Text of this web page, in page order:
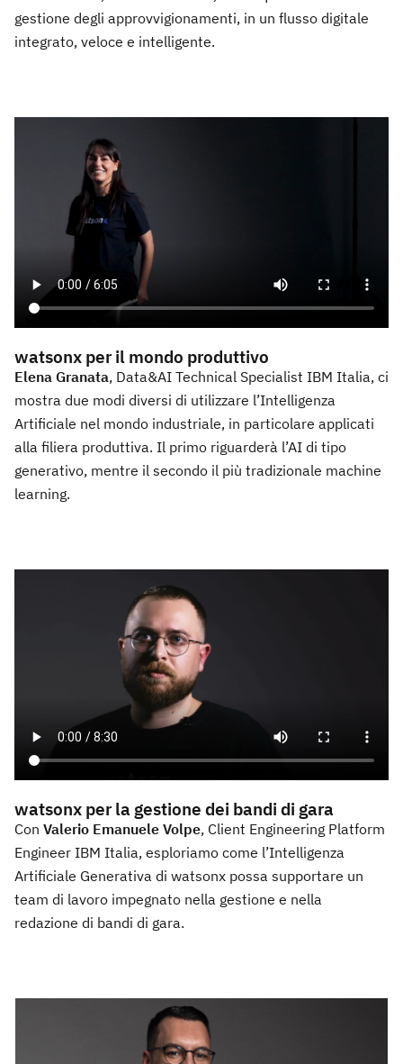
gestione degli approvvigionamenti, in un flusso digitale
integrato, veloce e intelligente.
watsonx per il mondo produttivo
Elena Granata, Data&AI Technical Specialist IBM Italia, ci
mostra due modi diversi di utilizzare l’Intelligenza
Artificiale nel mondo industriale, in particolare applicati
alla filiera produttiva. Il primo riguarderà l’AI di tipo
generativo, mentre il secondo il più tradizionale machine
learning.
watsonx per la gestione dei bandi di gara
Con Valerio Emanuele Volpe, Client Engineering Platform
Engineer IBM Italia, esploriamo come l’Intelligenza
Artificiale Generativa di watsonx possa supportare un
team di lavoro impegnato nella gestione e nella
redazione di bandi di gara.